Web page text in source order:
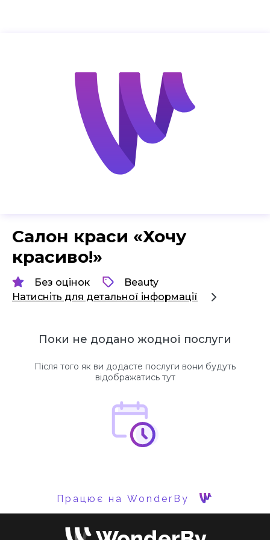
Салон краси «Хочу
красиво!»
Без оцінок
Beauty
Натисніть для детальної інформації
Поки не додано жодної послуги
Після того як ви додасте послуги вони будуть
відображатись тут
Працює на WonderBy